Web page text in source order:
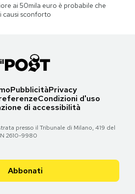
ai 50mila euro è probabile che
causi sconforto
PubblicitàPrivacy
Condizioni d'uso
di accessibilità
presso il Tribunale di Milano, 419 del
2610-9980
Abbonati